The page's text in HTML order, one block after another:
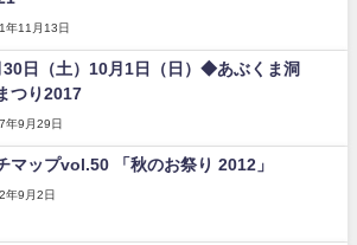
年11月13日
30日（土）10月1日（日）◆あぶくま洞
つり2017
年9月29日
マップvol.50 「秋のお祭り 2012」
年9月2日